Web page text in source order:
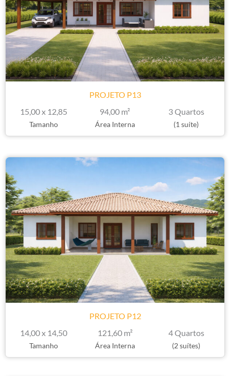
PROJETO P13
15,00 x 12,85
Tamanho
94,00 m²
Área Interna
3 Quartos
(1 suíte)
PROJETO P12
14,00 x 14,50
Tamanho
121,60 m²
Área Interna
4 Quartos
(2 suítes)